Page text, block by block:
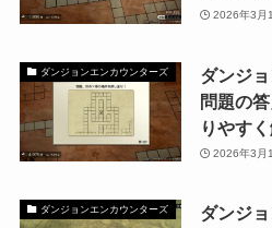
2026年3月
ダンジョンエンカウンターズ
ダンジ
問題の
りやす
2026年3月
ダンジョンエンカウンターズ
ダンジ